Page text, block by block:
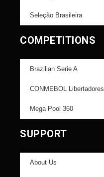
Seleção Brasileira
COMPETITIONS
Brazilian Serie A
CONMEBOL Libertadores
Mega Pool 360
SUPPORT
About Us